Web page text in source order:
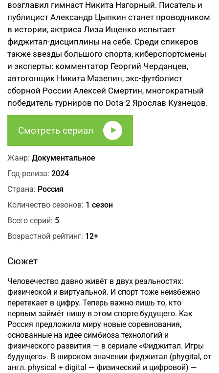
возглавил гимнаст Никита Нагорный. Писатель и
публицист Александр Цыпкин станет проводником
в истории, актриса Лиза Ищенко испытает
фиджитал-дисциплины на себе. Среди спикеров
также звезды большого спорта, киберспортсмены
и эксперты: комментатор Георгий Черданцев,
автогонщик Никита Мазепин, экс-футболист
сборной России Алексей Смертин, многократный
победитель турниров по Dota-2 Ярослав Кузнецов.
Смотреть сериал
Жанр: Документальное
Год релиза: 2024
Страна: Россия
Количество сезонов: 1 сезон
Всего серий: 5
Возрастной рейтинг: 12+
Сюжет
Человечество давно живёт в двух реальностях:
физической и виртуальной. И спорт тоже неизбежно
перетекает в цифру. Теперь важно лишь то, кто
первым займёт нишу в этом спорте будущего. Как
Россия предложила миру новые соревнования,
основанные на идее симбиоза технологий и
физического развития — в сериале «Фиджитал. Игры
будущего». В широком значении фиджитал (phygital, от
англ. physical + digital — физический и цифровой) —